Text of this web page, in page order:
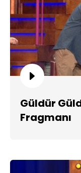
Güldür
Fragmanı